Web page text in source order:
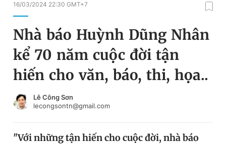
Chuyên mục
Chuyên mục khác
Chào ngày mới
Đổi mật khẩu
Tin đã lưu
Đăng xuất
16/03/2024 22:30 GMT+7
Nhà báo Huỳnh Dũng Nhân
kể 70 năm cuộc đời tận
hiến cho văn, báo, thi, họa..
Lê Công Sơn
lecongsontn@gmail.com
"Với những tận hiến cho cuộc đời, nhà báo